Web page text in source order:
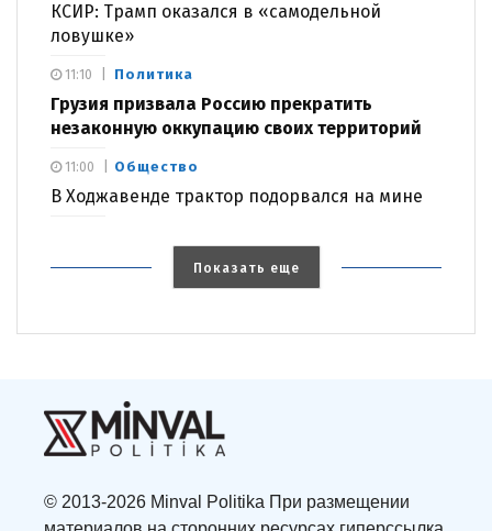
КСИР: Трамп оказался в «самодельной
ловушке»
Политика
Грузия призвала Россию прекратить
незаконную оккупацию своих территорий
11:10
Общество
В Ходжавенде трактор подорвался на мине
11:00
Показать еще
© 2013-2026 Minval Politika При размещении